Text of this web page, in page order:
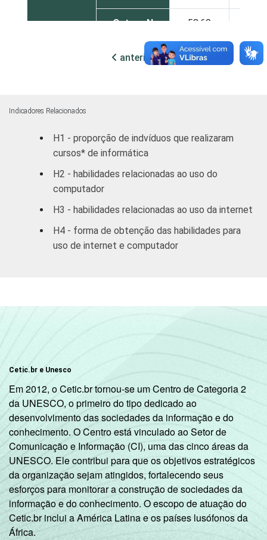
Outras N 58,60
RM CUR 45,87
DF 34,85
Outras CO 58,10
FAMILIAR
MENSAL
R$301-
R$500
72,98
GRAU DE
INSTRUÇÃO
Analfabeto/
Fundamental
1
incompleto
91,13
Fundamental
1
completo
86,22
Fundamental
anterior próxima
Indicadores Relacionados
H1 - proporção de indvíduos que realizaram
cursos* de informática
H2 - habilidades relacionadas ao uso do
computador
H3 - habilidades relacionadas ao uso da internet
H4 - forma de obtenção das habilidades para
uso de internet e computador
Cetic.br e Unesco
Em 2012, o Cetic.br tornou-se um Centro de Categoria 2
da UNESCO, o primeiro do tipo dedicado ao
desenvolvimento das sociedades da informação e do
conhecimento. O Centro está vinculado ao Setor de
Comunicação e Informação (CI), uma das cinco áreas da
UNESCO. Ele contribui para que os objetivos estratégicos
da organização sejam atingidos, fortalecendo seus
esforços para monitorar a construção de sociedades da
informação e do conhecimento. O escopo de atuação do
Cetic.br inclui a América Latina e os países lusófonos da
África.